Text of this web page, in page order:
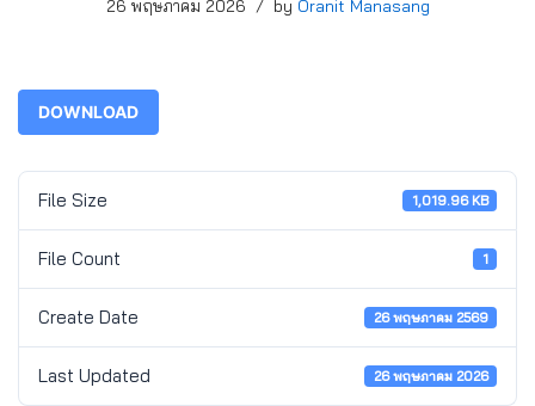
26 พฤษภาคม 2026 by Oranit Manasang
DOWNLOAD
File Size 1,019.96 KB
File Count 1
Create Date 26 พฤษภาคม 2569
Last Updated 26 พฤษภาคม 2026